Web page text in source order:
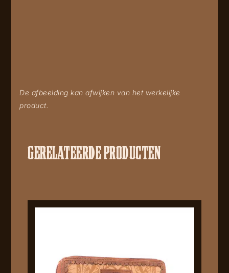
De afbeelding kan afwijken van het werkelijke
product.
GERELATEERDE PRODUCTEN